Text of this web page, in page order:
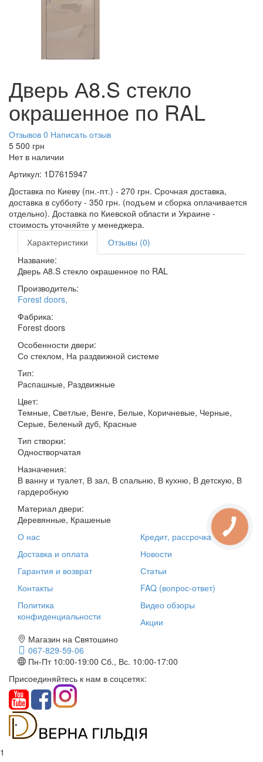
Дверь А8.S стекло
окрашенное по RAL
Отзывов 0 Написать отзыв
5 500 грн
Нет в наличии
Артикул: 1D7615947
Доставка по Киеву (пн.-пт.) - 270 грн. Срочная доставка,
доставка в субботу - 350 грн. (подъем и сборка оплачивается
отдельно). Доставка по Киевской области и Украине -
стоимость уточняйте у менеджера.
Характеристики
Отзывы (0)
Название:
Дверь А8.S стекло окрашенное по RAL
Производитель:
Forest doors,
Фабрика:
Forest doors
Особенности двери:
Со стеклом, На раздвижной системе
Тип:
Распашные, Раздвижные
Цвет:
Темные, Светлые, Венге, Белые, Коричневые, Черные,
Серые, Беленый дуб, Красные
Тип створки:
Одностворчатая
Назначения:
В ванну и туалет, В зал, В спальню, В кухню, В детскую, В
гардеробную
Материал двери:
Деревянные, Крашеные
О нас
Доставка и оплата
Гарантия и возврат
Контакты
Политика
конфиденциальности
Кредит, рассрочка
Новости
Статьи
FAQ (вопрос-ответ)
Видео обзоры
Акции
Магазин на Святошино
067-829-59-06
Пн-Пт 10:00-19:00 Сб., Вс. 10:00-17:00
Присоединяйтесь к нам в соцсетях:
1